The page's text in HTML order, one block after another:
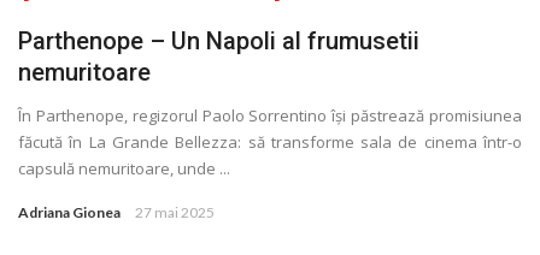
Parthenope – Un Napoli al frumusetii
nemuritoare
În Parthenope, regizorul Paolo Sorrentino își păstrează promisiunea
făcută în La Grande Bellezza: să transforme sala de cinema într-o
capsulă nemuritoare, unde ...
Adriana Gionea 27 mai 2025